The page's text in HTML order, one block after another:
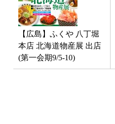
【広島】ふくや 八丁堀
本店 北海道物産展 出店
(第一会期9/5-10)